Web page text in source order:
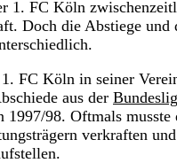
1. FC Köln
Doch die Abstiege und
FC Köln in seiner
aus der
1997/98. Oftmals musste
verkraften